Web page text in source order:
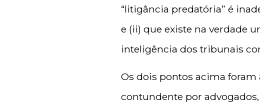
“litigância predatória” é
e (ii) que existe na verdade
inteligência dos tribunais
Os dois pontos acima
contundente por